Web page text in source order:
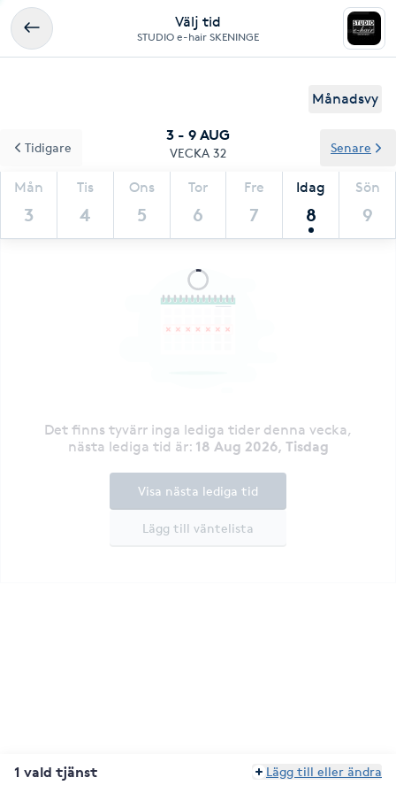
Välj tid
STUDIO e-hair SKENINGE
Månadsvy
3 - 9 AUG
VECKA 32
Mån
3
Tis
4
Ons
5
Tor
6
Fre
7
Idag
8
Sön
9
Tidigare Senare
Det finns tyvärr inga lediga tider denna vecka,
nästa lediga tid är: 18 Aug 2026, Tisdag
Lägg till väntelista
Visa nästa lediga tid
1 vald tjänst Lägg till eller ändra